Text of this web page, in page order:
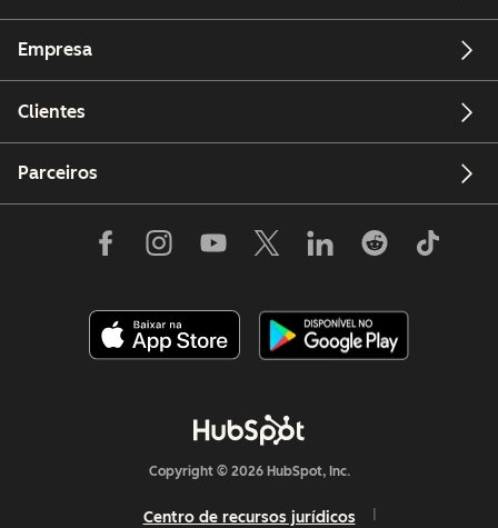
Empresa
Clientes
Parceiros
Copyright © 2026 HubSpot, Inc.
Centro de recursos jurídicos